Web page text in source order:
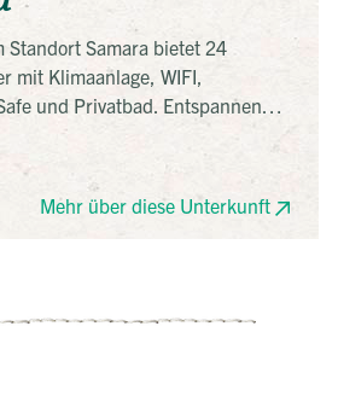
Standort Samara bietet 24
mit Klimaanlage, WIFI,
und Privatbad. Entspannen
Swimmingpools, sowie im
Sandstrand sind es nur
Mehr über diese Unterkunft